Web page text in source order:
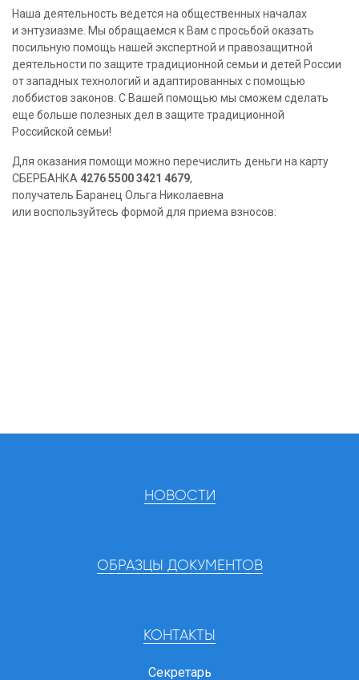
Наша деятельность ведется на общественных началах
и энтузиазме. Мы обращаемся к Вам с просьбой оказать
посильную помощь нашей экспертной и правозащитной
деятельности по защите традиционной семьи и детей России
от западных технологий и адаптированных с помощью
лоббистов законов. С Вашей помощью мы сможем сделать
еще больше полезных дел в защите традиционной
Российской семьи!
Для оказания помощи можно перечислить деньги на карту
СБЕРБАНКА 4276 5500 3421 4679,
получатель Баранец Ольга Николаевна
или воспользуйтесь формой для приема взносов:
НОВОСТИ
ОБРАЗЦЫ ДОКУМЕНТОВ
КОНТАКТЫ
Секретарь